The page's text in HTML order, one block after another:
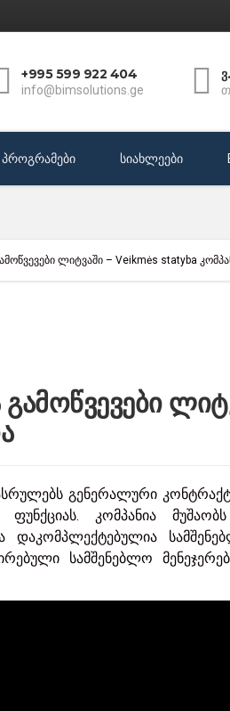
+995 599 922 404
info@bimsolutions.ge
პროგრამები სიახლეები
ლიტვაში – Veikmės statyba
გენერალური
კომპანია
სამშენებლო